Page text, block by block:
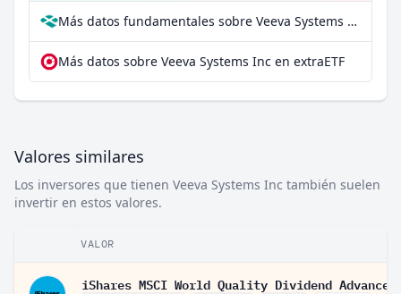
Más datos fundamentales sobre Veeva Systems Inc en Parqet
Más datos sobre Veeva Systems Inc en extraETF
Valores similares
Los inversores que tienen Veeva Systems Inc también suelen
invertir en estos valores.
VALOR